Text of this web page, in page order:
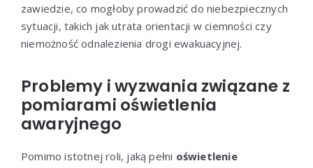
zawiedzie, co mogłoby prowadzić do niebezpiecznych
sytuacji, takich jak utrata orientacji w ciemności czy
niemożność odnalezienia drogi ewakuacyjnej.
Problemy i wyzwania związane z
pomiarami oświetlenia
awaryjnego
Pomimo istotnej roli, jaką pełni oświetlenie